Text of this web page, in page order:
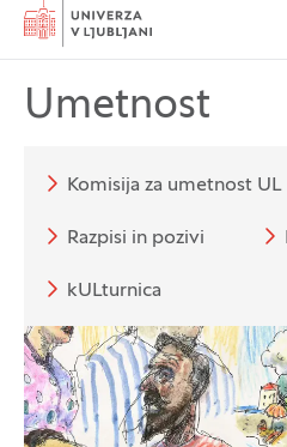
Domov
Umetnost
Komisija za umetnost UL
Razpisi in pozivi
kULturnica